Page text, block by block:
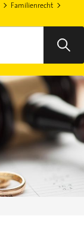
Familienrecht